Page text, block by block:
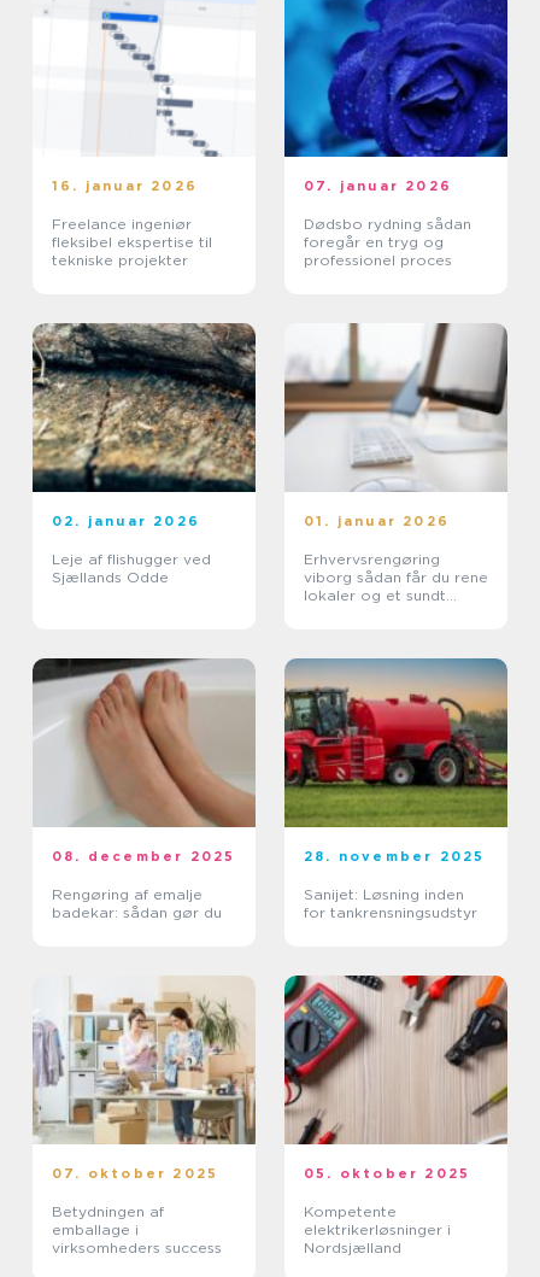
16. januar 2026
Freelance ingeniør
fleksibel ekspertise til
tekniske projekter
07. januar 2026
Dødsbo rydning sådan
foregår en tryg og
professionel proces
02. januar 2026
Leje af flishugger ved
Sjællands Odde
01. januar 2026
Erhvervsrengøring
viborg sådan får du rene
lokaler og et sundt
08. december 2025
Rengøring af emalje
badekar: sådan gør du
28. november 2025
Sanijet: Løsning inden
for tankrensningsudstyr
07. oktober 2025
Betydningen af
emballage i
virksomheders success
05. oktober 2025
Kompetente
elektrikerløsninger i
Nordsjælland